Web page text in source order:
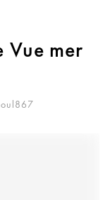
Vue mer